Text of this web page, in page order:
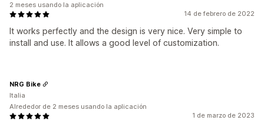
14 de febrero de 2022
It works perfectly and the design is very nice. Very simple to
install and use. It allows a good level of customization.
2 meses usando la aplicación
1 de marzo de 2023
NRG Bike
Italia
Alrededor de 2 meses usando la aplicación